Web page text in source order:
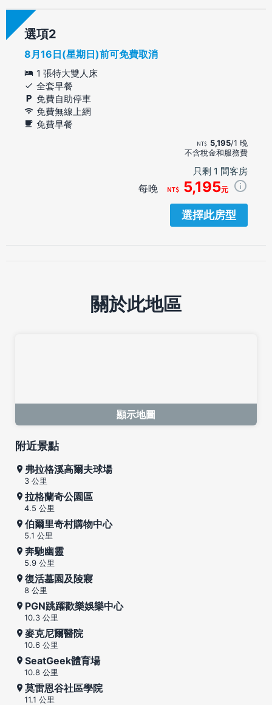
選項
8月16日(星期日)前可免費取消
1 張特大雙人床
全套早餐
免費自助停車
免費無線上網
免費早餐
5,195/1 晚
不含稅金和服務費
只剩 1 間客房
每晚 5,195元
選擇此房型
關於此地區
顯示地圖
附近景點
弗拉格溪高爾夫球場
3 公里
拉格蘭奇公園區
4.5 公里
伯爾里奇村購物中心
5.1 公里
奔馳幽靈
5.9 公里
復活墓園及陵寢
8 公里
PGN跳躍歡樂娛樂中心
10.3 公里
麥克尼爾醫院
10.6 公里
SeatGeek體育場
10.8 公里
莫雷恩谷社區學院
11.1 公里